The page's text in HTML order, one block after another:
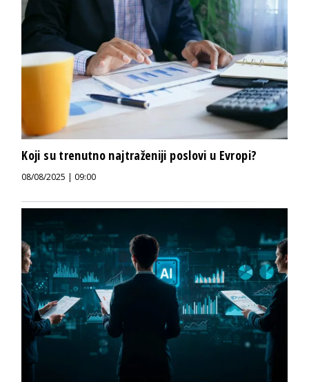
Koji su trenutno najtraženiji poslovi u Evropi?
08/08/2025 | 09:00